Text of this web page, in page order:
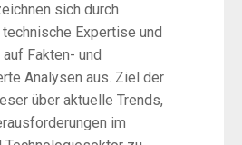
sich durch
Expertise und
Fakten- und
Analysen aus. Ziel der
über aktuelle Trends,
im